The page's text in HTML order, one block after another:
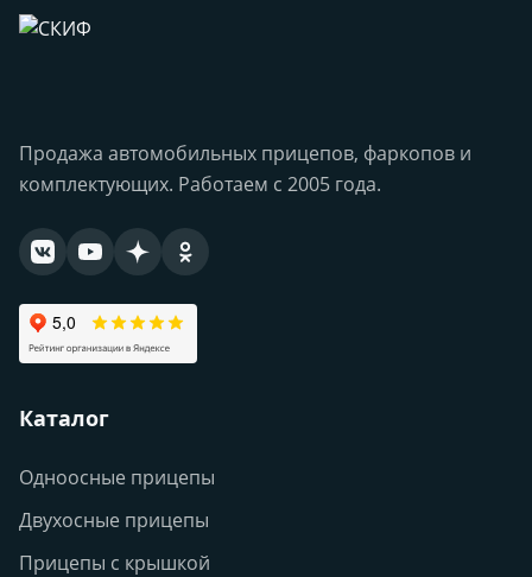
Продажа автомобильных прицепов, фаркопов и
комплектующих. Работаем с 2005 года.
Каталог
Одноосные прицепы
Двухосные прицепы
Прицепы с крышкой